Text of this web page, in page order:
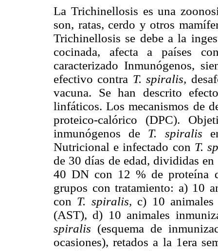
La Trichinellosis es una
son, ratas, cerdo y otros
Trichinellosis se debe a la
cocinada, afecta a países
caracterizado Inmunógenos,
efectivo contra T. spiralis,
vacuna. Se han descrito
linfáticos. Los mecanismos de
proteico-calórico (DPC).
inmunógenos de T. spiralis
Nutricional e infectado con T.
de 30 días de edad, divididas
40 DN con 12 % de proteína
grupos con tratamiento: a) 10
con T. spiralis, c) 10
(AST), d) 10 animales
spiralis (esquema de
ocasiones), retados a la 1era